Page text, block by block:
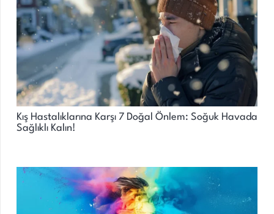
Kış Hastalıklarına Karşı 7 Doğal Önlem: Soğuk Havada
Sağlıklı Kalın!